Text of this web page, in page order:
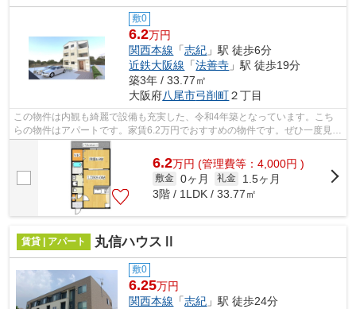
敷0
6.2万円
関西本線 「志紀 」駅 徒歩6分
近鉄大阪線 「法善寺 」駅 徒歩19分
築3年 / 33.77㎡
大阪府八尾市弓削町２丁目
この物件は内観も綺麗で設備も充実した、令和4年築となっています。こち
らの物件はアパートです。家賃6.2万円でおすすめの物件です。ぜひ一度見て
いただきたい、「KTIレジデンス志紀」...
6.2万円 (管理費等：4,000円 )
敷金 0ヶ月 礼金
1.5ヶ月
3階 / 1LDK / 33.77㎡
賃貸 | アパート 丸信ハウスⅡ
敷0
6.25万円
関西本線 「志紀 」駅 徒歩24分